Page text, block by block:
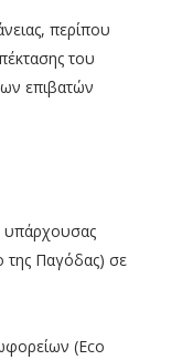
περίπου
του
επιβατών
υπάρχουσας
της Παγόδας) σε
(Eco